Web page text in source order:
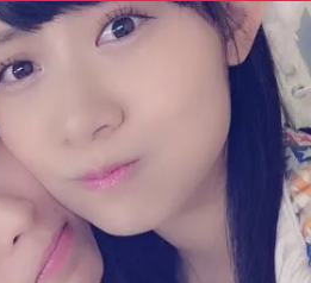
メインメ
ニュー